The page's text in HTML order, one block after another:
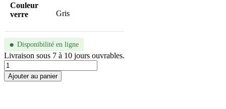
Couleur
verre
Gris
● Disponibilité en ligne
Livraison sous 7 à 10 jours ouvrables.
quantité
de
CH0222S-
Ajouter au panier